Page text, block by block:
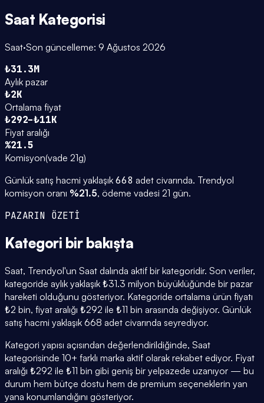
Saat Kategorisi
Saat·Son güncelleme: 9 Ağustos 2026
₺31.3M
Aylık pazar
₺2K
Ortalama fiyat
₺292–₺11K
Fiyat aralığı
%21.5
Komisyon(vade 21g)
Günlük satış hacmi yaklaşık 668 adet civarında. Trendyol
komisyon oranı %21.5, ödeme vadesi 21 gün.
PAZARIN ÖZETİ
Kategori bir bakışta
Saat, Trendyol'un Saat dalında aktif bir kategoridir. Son veriler,
kategoride aylık yaklaşık ₺31.3 milyon büyüklüğünde bir pazar
hareketi olduğunu gösteriyor. Kategoride ortalama ürün fiyatı
₺2 bin, fiyat aralığı ₺292 ile ₺11 bin arasında değişiyor. Günlük
satış hacmi yaklaşık 668 adet civarında seyrediyor.
Kategori yapısı açısından değerlendirildiğinde, Saat
kategorisinde 10+ farklı marka aktif olarak rekabet ediyor. Fiyat
aralığı ₺292 ile ₺11 bin gibi geniş bir yelpazede uzanıyor — bu
durum hem bütçe dostu hem de premium seçeneklerin yan
yana konumlandığını gösteriyor.